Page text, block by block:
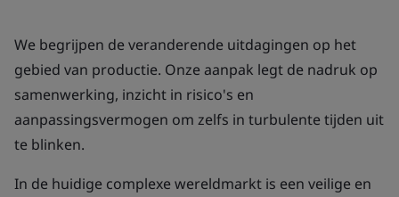
We begrijpen de veranderende uitdagingen op het
gebied van productie. Onze aanpak legt de nadruk op
samenwerking, inzicht in risico's en
aanpassingsvermogen om zelfs in turbulente tijden uit
te blinken.
In de huidige complexe wereldmarkt is een veilige en